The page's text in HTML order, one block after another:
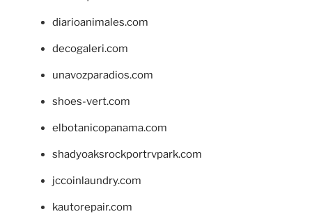
diarioanimales.com
decogaleri.com
unavozparadios.com
shoes-vert.com
elbotanicopanama.com
shadyoaksrockportrvpark.com
jccoinlaundry.com
kautorepair.com